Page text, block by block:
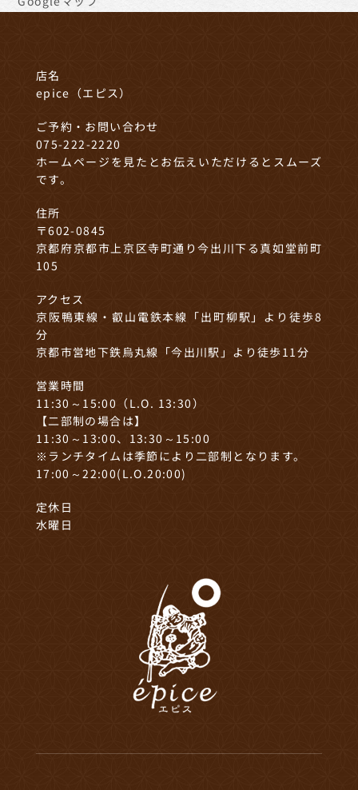
店名
epice（エピス）
ご予約・お問い合わせ
075-222-2220
ホームページを見たとお伝えいただけるとスムーズ
です。
住所
〒602-0845
京都府京都市上京区寺町通り今出川下る真如堂前町
105
アクセス
京阪鴨東線・叡山電鉄本線「出町柳駅」より徒歩8
分
京都市営地下鉄烏丸線「今出川駅」より徒歩11分
営業時間
11:30～15:00（L.O. 13:30）
【二部制の場合は】
11:30～13:00、13:30～15:00
※ランチタイムは季節により二部制となります。
17:00～22:00(L.O.20:00)
定休日
水曜日